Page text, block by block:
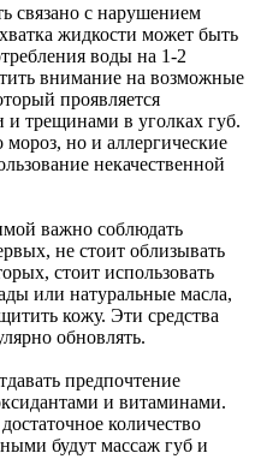
связано с нарушением
жидкости может быть
воды на 1-2
внимание на возможные
проявляется
и трещинами в уголках губ.
но и аллергические
некачественной
важно соблюдать
не стоит облизывать
стоит использовать
или натуральные масла,
кожу. Эти средства
обновлять.
предпочтение
и витаминами.
количество
будут массаж губ и